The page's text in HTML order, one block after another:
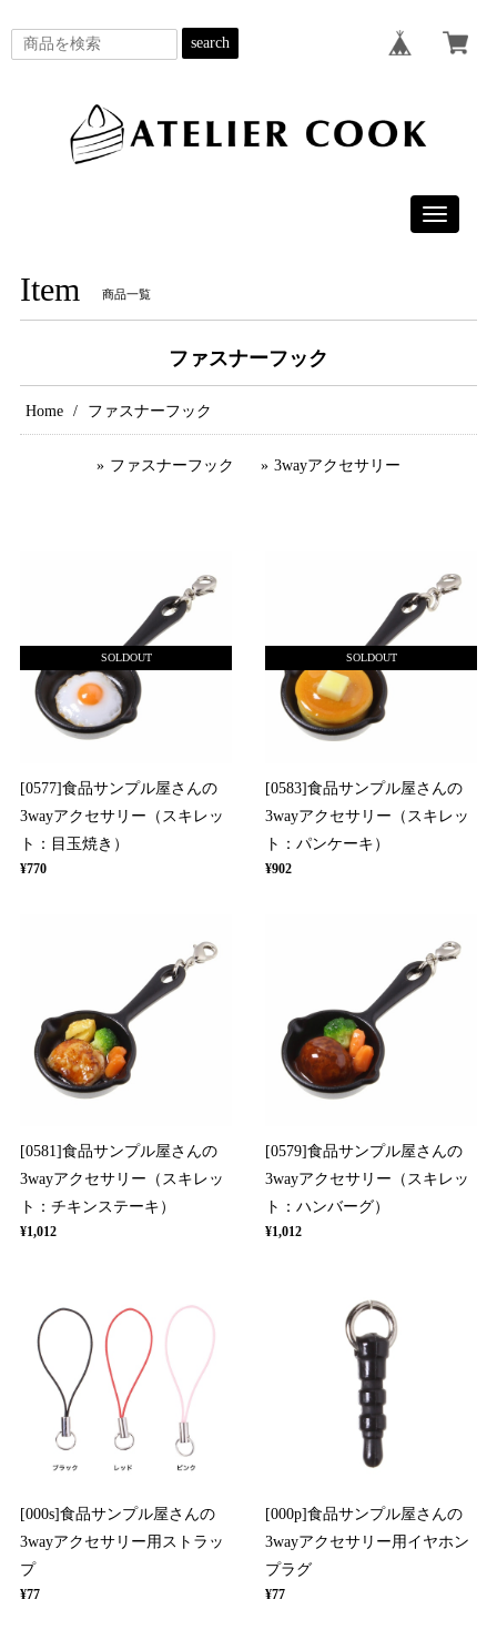
search
Toggle
Item 商品一覧
ファスナーフック
Home ファスナーフック
ファスナーフック 3wayアクセサリー
SOLDOUT
[0577]食品サンプル屋さんの
3wayアクセサリー（スキレッ
ト：目玉焼き）
¥770
SOLDOUT
[0583]食品サンプル屋さんの
3wayアクセサリー（スキレッ
ト：パンケーキ）
¥902
[0581]食品サンプル屋さんの
3wayアクセサリー（スキレッ
ト：チキンステーキ）
¥1,012
[0579]食品サンプル屋さんの
3wayアクセサリー（スキレッ
ト：ハンバーグ）
¥1,012
[000s]食品サンプル屋さんの
3wayアクセサリー用ストラッ
プ
¥77
[000p]食品サンプル屋さんの
3wayアクセサリー用イヤホン
プラグ
¥77